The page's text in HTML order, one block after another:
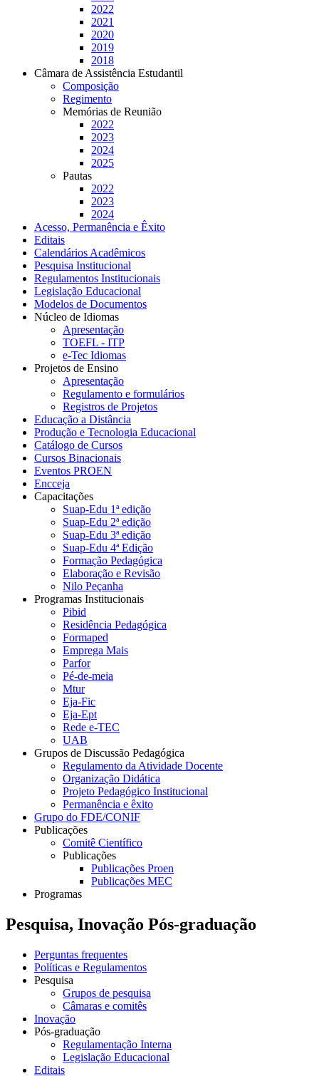
2022
2021
2020
2019
2018
Câmara de Assistência Estudantil
Composição
Regimento
Memórias de Reunião
2022
2023
2024
2025
Pautas
2022
2023
2024
Acesso, Permanência e Êxito
Editais
Calendários Acadêmicos
Pesquisa Institucional
Regulamentos Institucionais
Legislação Educacional
Modelos de Documentos
Núcleo de Idiomas
Apresentação
TOEFL - ITP
e-Tec Idiomas
Projetos de Ensino
Apresentação
Regulamento e formulários
Registros de Projetos
Educação a Distância
Produção e Tecnologia Educacional
Catálogo de Cursos
Cursos Binacionais
Eventos PROEN
Encceja
Capacitações
Suap-Edu 1ª edição
Suap-Edu 2ª edição
Suap-Edu 3ª edição
Suap-Edu 4ª Edição
Formação Pedagógica
Elaboração e Revisão
Nilo Peçanha
Programas Institucionais
Pibid
Residência Pedagógica
Formaped
Emprega Mais
Parfor
Pé-de-meia
Mtur
Eja-Fic
Eja-Ept
Rede e-TEC
UAB
Grupos de Discussão Pedagógica
Regulamento da Atividade Docente
Organização Didática
Projeto Pedagógico Institucional
Permanência e êxito
Grupo do FDE/CONIF
Publicações
Comitê Científico
Publicações
Publicações Proen
Publicações MEC
Programas
Pesquisa, Inovação Pós-graduação
Perguntas frequentes
Políticas e Regulamentos
Pesquisa
Grupos de pesquisa
Câmaras e comitês
Inovação
Pós-graduação
Regulamentação Interna
Legislação Educacional
Editais